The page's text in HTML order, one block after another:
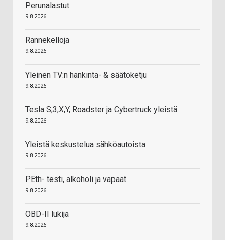
Perunalastut
9.8.2026
Rannekelloja
9.8.2026
Yleinen TV:n hankinta- & säätöketju
9.8.2026
Tesla S,3,X,Y, Roadster ja Cybertruck yleistä
9.8.2026
Yleistä keskustelua sähköautoista
9.8.2026
PEth- testi, alkoholi ja vapaat
9.8.2026
OBD-II lukija
9.8.2026